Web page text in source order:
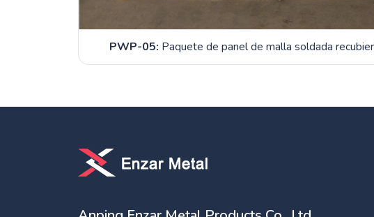
PWP-05: Paquete de panel de malla soldada